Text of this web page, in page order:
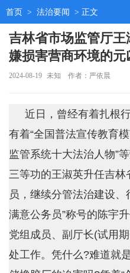
首页 > 法治要闻 > 正文
吉林省市场监管厅
嫌损害营商环境的元
2024-08-19 未知 作者：严依晨
近日，曾经有着扎根
有着“全国普法宣传教育
监管系统十大法治人物”
三等功的王淑英升任吉
员，继续分管法治建设、
满意公务员”称号的陈宇
党组成员、副厅长(试用
处工作。凭什么?难道就